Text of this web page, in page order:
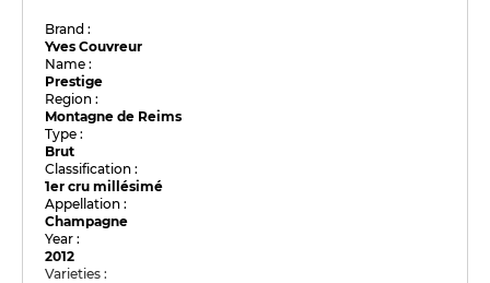
Brand :
Yves Couvreur
Name :
Prestige
Region :
Montagne de Reims
Type :
Brut
Classification :
1er cru millésimé
Appellation :
Champagne
Year :
2012
Varieties :